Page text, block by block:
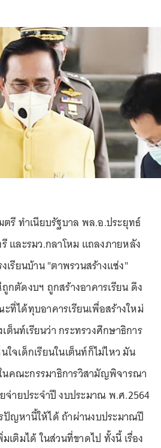
รี ทำเนียบรัฐบาล พล.อ.ประยุทธ์
และรมว.กลาโหม แถลงภายหลัง
เรียนบ้าน "ตาพรวนสร้างแซ่ง"
ตัดงบฯ ถูกสร้างอาคารเรียน ดึง
ได้ทุบอาคารเรียนเพื่อสร้างใหม่
ต็นท์เรียนว่า กระทรวงศึกษาธิการ
ใจเด็กเรียนในเต็นท์ก็ไม่ไหว มัน
คณะกรรมาธิการวิสามัญพิจารณา
จ่ายประจำปี งบประมาณ พ.ศ.2564
ปัญหานี้ให้ได้ ถ้าผ่านงบประมาณปี
เติมได้ ในส่วนที่ขาดไป ทั้งนี้ เรื่อง